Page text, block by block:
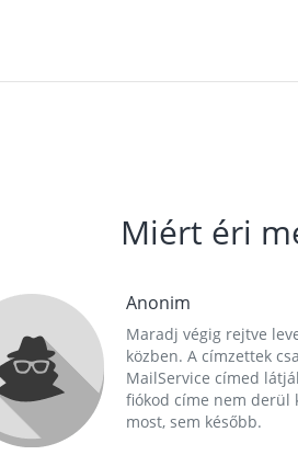
Miért éri
Anonim
Maradj végig rejtve
közben. A címzettek
MailService címed
fiókod címe nem derül
most, sem később.